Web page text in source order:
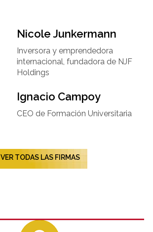
Nicole Junkermann​
Inversora y emprendedora
internacional, fundadora de NJF
Holdings
Ignacio Campoy​
CEO de Formación Universitaria​
VER TODAS LAS FIRMAS